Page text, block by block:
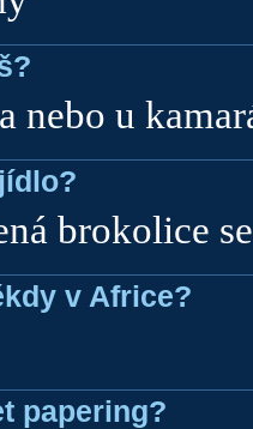
nebo u
brokolice
v Africe?
papering?